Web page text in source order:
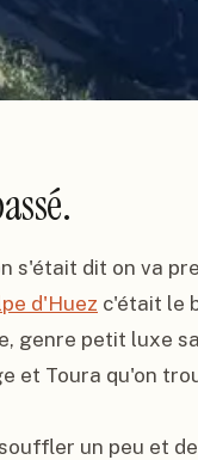
s'était dit on va
d'Huez c'était le
genre petit luxe
et Toura qu'on
un peu et